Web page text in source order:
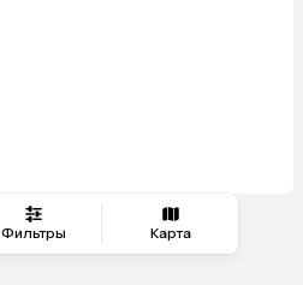
Фильтры Карта
Южная Корея
Оман